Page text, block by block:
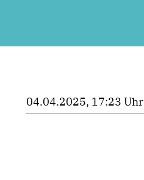
04.04.2025, 17:23 Uhr